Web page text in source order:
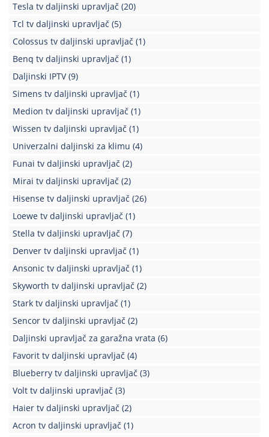
Tesla tv daljinski upravljač (20)
Tcl tv daljinski upravljač (5)
Colossus tv daljinski upravljač (1)
Benq tv daljinski upravljač (1)
Daljinski IPTV (9)
Simens tv daljinski upravljač (1)
Medion tv daljinski upravljač (1)
Wissen tv daljinski upravljač (1)
Univerzalni daljinski za klimu (4)
Funai tv daljinski upravljač (2)
Mirai tv daljinski upravljač (2)
Hisense tv daljinski upravljač (26)
Loewe tv daljinski upravljač (1)
Stella tv daljinski upravljač (7)
Denver tv daljinski upravljač (1)
Ansonic tv daljinski upravljač (1)
Skyworth tv daljinski upravljač (2)
Stark tv daljinski upravljač (1)
Sencor tv daljinski upravljač (2)
Daljinski upravljač za garažna vrata (6)
Favorit tv daljinski upravljač (4)
Blueberry tv daljinski upravljač (3)
Volt tv daljinski upravljač (3)
Haier tv daljinski upravljač (2)
Acron tv daljinski upravljač (1)